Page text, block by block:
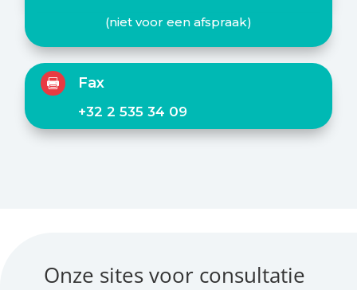
(niet voor een afspraak)
 Fax
+32 2 535 34 09
Onze sites voor consultatie